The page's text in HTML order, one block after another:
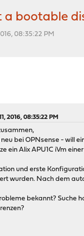
a bootable
08:35:22 PM
2016, 08:35:22 PM
neu bei OPNsense - will
ein Alix APU1C iVm
und erste
wurden. Nach dem
bekannt? Suche